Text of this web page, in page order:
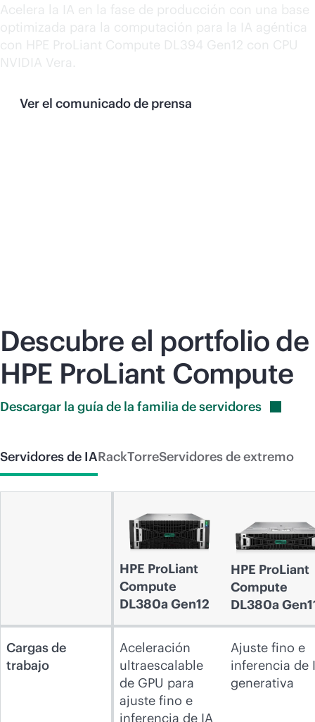
Acelera la IA en la fase de producción con una base
optimizada para la computación para la IA agéntica
con HPE ProLiant Compute DL394 Gen12 con CPU
NVIDIA Vera.
Ver el comunicado de prensa
Descubre el portfolio de
HPE ProLiant Compute
Descargar la guía de la familia deservidores
Servidores de IARackTorreServidores de extremo
HPE ProLiant
Compute
DL380a Gen12
HPE ProLiant
Compute
DL380a
Cargas de
trabajo
Aceleración
ultraescalable
de GPU para
ajuste fino e
inferencia de IA
Ajuste fino e
inferencia de
generativa